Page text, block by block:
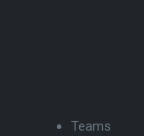
Teams